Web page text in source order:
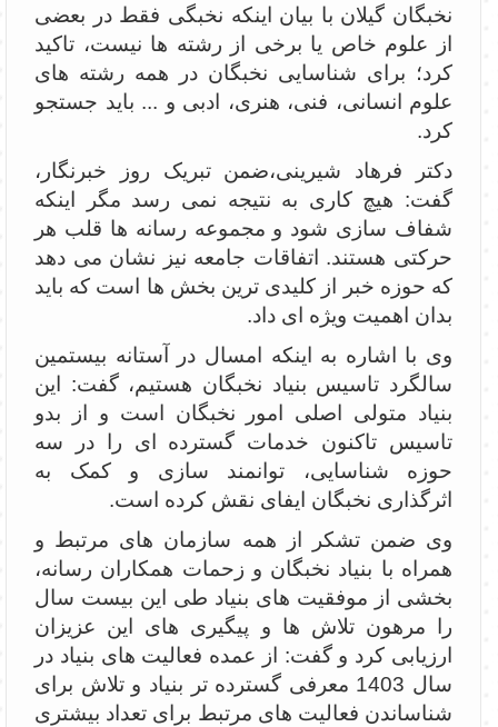
نخبگان گیلان با بیان اینکه نخبگی فقط در بعضی
از علوم خاص یا برخی از رشته ها نیست، تاکید
کرد؛ برای شناسایی نخبگان در همه رشته های
علوم انسانی، فنی، هنری، ادبی و ... باید جستجو
کرد.
دکتر فرهاد شیرینی،ضمن تبریک روز خبرنگار،
گفت: هیچ کاری به نتیجه نمی رسد مگر اینکه
شفاف سازی شود و مجموعه رسانه ها قلب هر
حرکتی هستند. اتفاقات جامعه نیز نشان می دهد
که حوزه خبر از کلیدی ترین بخش ها است که باید
بدان اهمیت ویژه ای داد.
وی با اشاره به اینکه امسال در آستانه بیستمین
سالگرد تاسیس بنیاد نخبگان هستیم، گفت: این
بنیاد متولی اصلی امور نخبگان است و از بدو
تاسیس تاکنون خدمات گسترده ای را در سه
حوزه شناسایی، توانمند سازی و کمک به
اثرگذاری نخبگان ایفای نقش کرده است.
وی ضمن تشکر از همه سازمان های مرتبط و
همراه با بنیاد نخبگان و زحمات همکاران رسانه،
بخشی از موفقیت های بنیاد طی این بیست سال
را مرهون تلاش ها و پیگیری های این عزیزان
ارزیابی کرد و گفت: از عمده فعالیت های بنیاد در
سال 1403 معرفی گسترده تر بنیاد و تلاش برای
شناساندن فعالیت های مرتبط برای تعداد بیشتری